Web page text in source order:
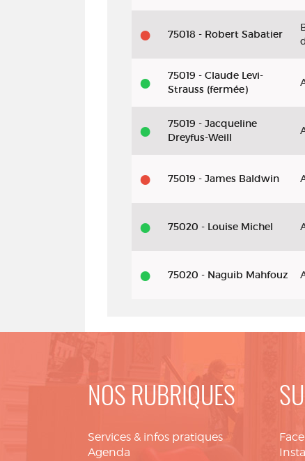
75018 - Robert Sabatier
75019 - Claude Levi-
Strauss (fermée)
75019 - Jacqueline
Dreyfus-Weill
75019 - James Baldwin
75020 - Louise Michel
75020 - Naguib Mahfouz
NOS RUBRIQUES
Services & infos pratiques
Agenda